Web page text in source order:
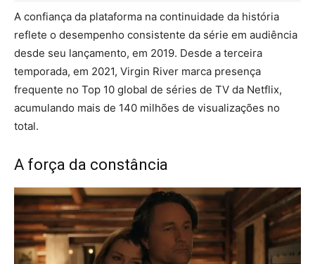
A confiança da plataforma na continuidade da história
reflete o desempenho consistente da série em audiência
desde seu lançamento, em 2019. Desde a terceira
temporada, em 2021, Virgin River marca presença
frequente no Top 10 global de séries de TV da Netflix,
acumulando mais de 140 milhões de visualizações no
total.
A força da constância